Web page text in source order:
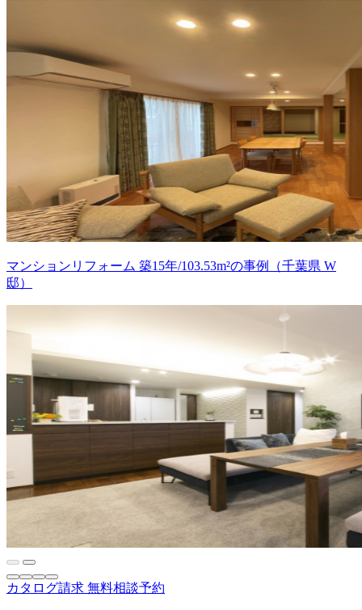
マンションリフォーム 築15年/103.53m²の事例（千葉県 W
邸）
カタログ請求 無料相談予約